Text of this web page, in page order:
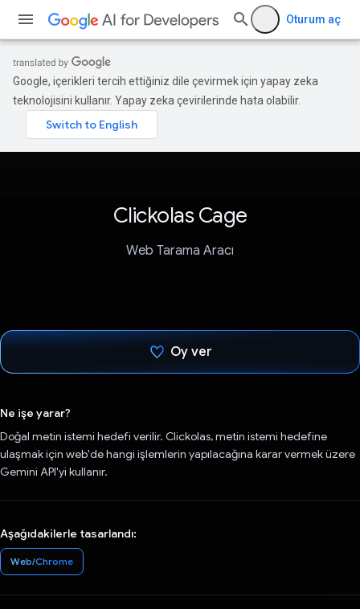
Oturum aç
Google, içerikleri tercih ettiğiniz dile çevirmek için yapay zeka
teknolojisini kullanır. Yapay zeka çevirilerinde hata olabilir.
Clickolas Cage
Web Tarama Aracı
Oy ver
Ne işe yarar?
Doğal metin istemi hedefi verilir. Clickolas, metin istemi hedefine
ulaşmak için web'de hangi işlemlerin yapılacağına karar vermek üzere
Gemini API'yi kullanır.
Aşağıdakilerle tasarlandı:
Web/Chrome